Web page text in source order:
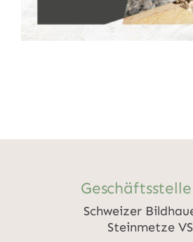
Geschäftsstelle
Schweizer
Steinmetze